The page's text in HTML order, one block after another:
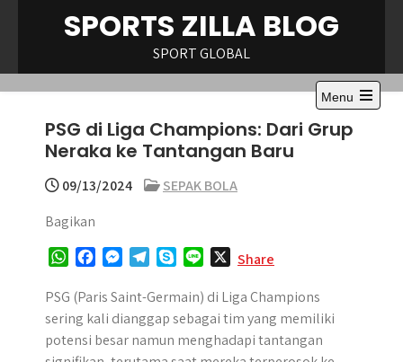
SPORTS ZILLA BLOG
SPORT GLOBAL
Menu
Open
the
main
PSG di Liga Champions: Dari Grup
Neraka ke Tantangan Baru
09/13/2024
SEPAK BOLA
Bagikan
W
a
t
s
A
c
e
b
o
s
s
e
n
l
e
g
r
y
p
e
n
e
Share
PSG (Paris Saint-Germain) di Liga Champions
sering kali dianggap sebagai tim yang memiliki
potensi besar namun menghadapi tantangan